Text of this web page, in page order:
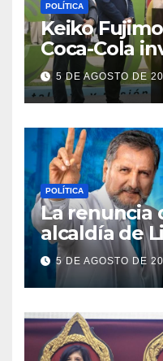
POLÍTICA
Keiko
Coca-Cola
millones en
5 DE AGOSTO DE
POLÍTICA
La renuncia
alcaldía de
camino libre
Aliaga
5 DE AGOSTO DE